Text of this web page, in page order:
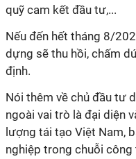
quỹ cam kết đầu tư,...
Nếu đến hết tháng 8/
dựng sẽ thu hồi, chấm
định.
Nói thêm về chủ đầu tư
ngoài vai trò là đại diện
lượng tái tạo Việt Nam,
nghiệp trong chuỗi công